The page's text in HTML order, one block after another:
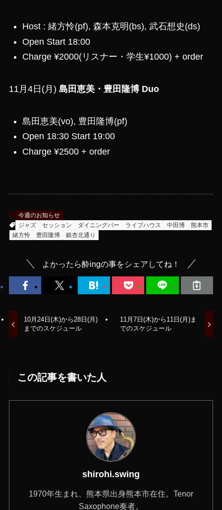
Host : 緒方怜(pf), 森本克明(bs), 武石想史(ds)
Open Start 18:00
Charge ¥2000(リスナー・学生¥1000) + order
11月4日(月) 島田恵美・豊田隆博 Duo
島田恵美(vo), 豊田隆博(pf)
Open 18:30 Start 19:00
Charge ¥2500 + order
今週のお知らせ
ジャズ
セッション ダイニングバー ライブハウス 中田博
熊本市
緒方怜
豊田隆博 銀杏北通り
よかったら酔ingの事をシェアしてね！
10月24日(木)から28日(月)
までのスケジュール
11月7日(木)から11日(月)ま
でのスケジュール
この記事を書いた人
shirohi.swing
1970年生まれ、熊本県出身熊本市在住。Tenor
Saxophone奏者。